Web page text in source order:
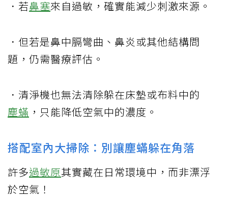
．若鼻塞來自過敏，確實能減少刺激來源。
．但若是鼻中膈彎曲、鼻炎或其他結構問
題，仍需醫療評估。
．清淨機也無法清除躲在床墊或布料中的
塵蟎 ，只能降低空氣中的濃度。
搭配室內大掃除：別讓塵蟎躲在角落
許多過敏原其實藏在日常環境中，而非漂浮
於空氣！